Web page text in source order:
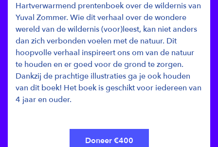
Hartverwarmend prentenboek over de wildernis van
Yuval Zommer. Wie dit verhaal over de wondere
wereld van de wildernis (voor)leest, kan niet anders
dan zich verbonden voelen met de natuur. Dit
hoopvolle verhaal inspireert ons om van de natuur
te houden en er goed voor de grond te zorgen.
Dankzij de prachtige illustraties ga je ook houden
van dit boek! Het boek is geschikt voor iedereen van
4 jaar en ouder.
Doneer €400